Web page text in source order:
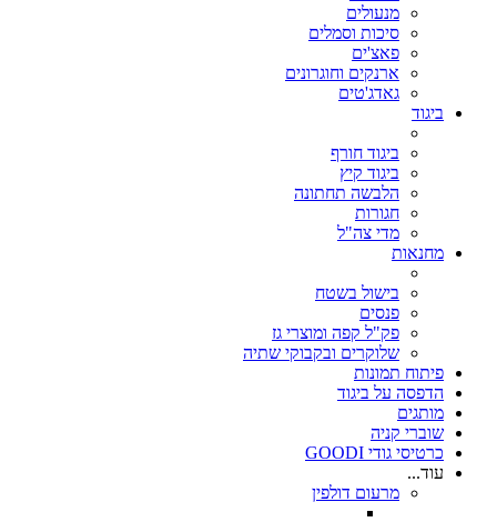
מנעולים
סיכות וסמלים
פאצ'ים
ארנקים וחוגרונים
גאדג'טים
ביגוד
ביגוד חורף
ביגוד קיץ
הלבשה תחתונה
חגורות
מדי צה"ל
מחנאות
בישול בשטח
פנסים
פק"ל קפה ומוצרי גז
שלוקרים ובקבוקי שתיה
פיתוח תמונות
הדפסה על ביגוד
מותגים
שוברי קניה
כרטיסי גודי GOODI
עוד...
מרעום דולפין